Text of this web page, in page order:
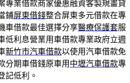
專業借款商家優惠融資客製規畫貸
鋪屏東借錢整合屏東多元借款在專
車借款最佳選擇分享醫療保護套服
低利息營業用車借款專業政府立週
新竹市汽車借款以使用汽車借款免
分期車借錢原車用 中壢汽車借款專
記低利。